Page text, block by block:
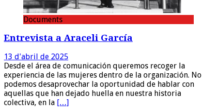
Documents
Entrevista a Araceli García
13 d'abril de 2025
Desde el área de comunicación queremos recoger la
experiencia de las mujeres dentro de la organización. No
podemos desaprovechar la oportunidad de hablar con
aquellas que han dejado huella en nuestra historia
colectiva, en la […]